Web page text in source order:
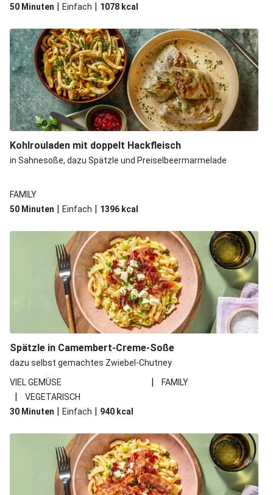
50 Minuten | Einfach | 1078 kcal
Kohlrouladen mit doppelt Hackfleisch
in Sahnesoße, dazu Spätzle und Preiselbeermarmelade
FAMILY
50 Minuten | Einfach | 1396 kcal
Spätzle in Camembert-Creme-Soße
dazu selbst gemachtes Zwiebel-Chutney
VIEL GEMÜSE
| FAMILY
|
VEGETARISCH
30 Minuten | Einfach | 940 kcal